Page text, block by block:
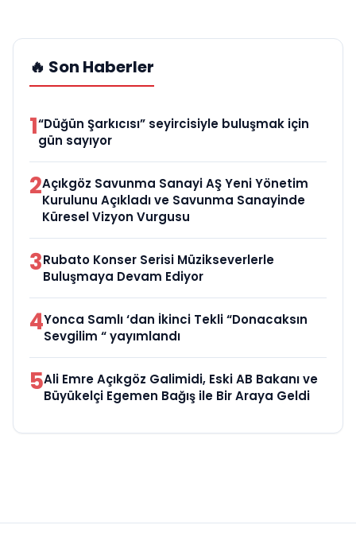
🔥 Son Haberler
1“Düğün Şarkıcısı” seyircisiyle buluşmak için
gün sayıyor
2Açıkgöz Savunma Sanayi AŞ Yeni Yönetim
Kurulunu Açıkladı ve Savunma Sanayinde
Küresel Vizyon Vurgusu
3Rubato Konser Serisi Müzikseverlerle
Buluşmaya Devam Ediyor
4Yonca Samlı ‘dan İkinci Tekli “Donacaksın
Sevgilim “ yayımlandı
5Ali Emre Açıkgöz Galimidi, Eski AB Bakanı ve
Büyükelçi Egemen Bağış ile Bir Araya Geldi